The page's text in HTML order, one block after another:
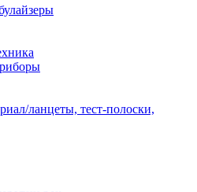
ланцеты, тест-полоски,